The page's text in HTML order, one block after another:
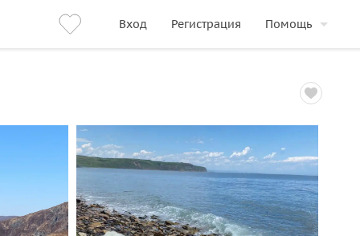
Вход Регистрация Помощь